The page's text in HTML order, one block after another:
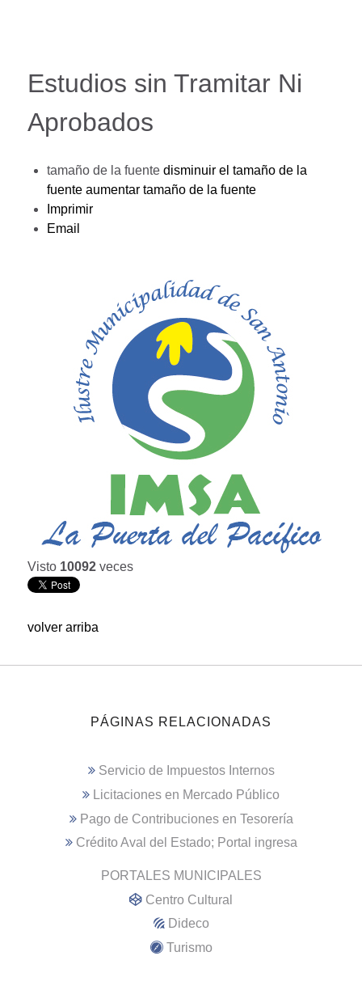
Estudios sin Tramitar Ni
Aprobados
tamaño de la fuente disminuir el tamaño de la
fuente aumentar tamaño de la fuente
Imprimir
Email
Visto 10092 veces
volver arriba
PÁGINAS RELACIONADAS
Servicio de Impuestos Internos
Licitaciones en Mercado Público
Pago de Contribuciones en Tesorería
Crédito Aval del Estado; Portal ingresa
PORTALES MUNICIPALES
Centro Cultural
Dideco
Turismo